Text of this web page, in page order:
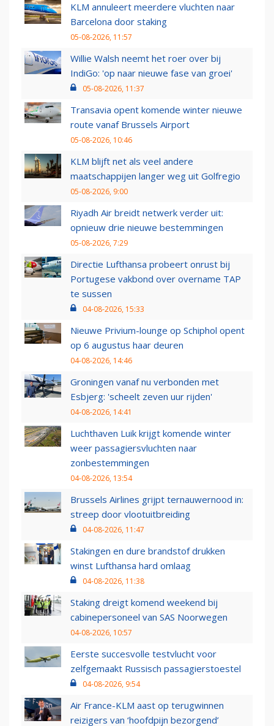
KLM annuleert meerdere vluchten naar
Barcelona door staking
05-08-2026, 11:57
Willie Walsh neemt het roer over bij
IndiGo: 'op naar nieuwe fase van groei'
05-08-2026, 11:37
Transavia opent komende winter nieuwe
route vanaf Brussels Airport
05-08-2026, 10:46
KLM blijft net als veel andere
maatschappijen langer weg uit Golfregio
05-08-2026, 9:00
Riyadh Air breidt netwerk verder uit:
opnieuw drie nieuwe bestemmingen
05-08-2026, 7:29
Directie Lufthansa probeert onrust bij
Portugese vakbond over overname TAP
te sussen
04-08-2026, 15:33
Nieuwe Privium-lounge op Schiphol opent
op 6 augustus haar deuren
04-08-2026, 14:46
Groningen vanaf nu verbonden met
Esbjerg: 'scheelt zeven uur rijden'
04-08-2026, 14:41
Luchthaven Luik krijgt komende winter
weer passagiersvluchten naar
zonbestemmingen
04-08-2026, 13:54
Brussels Airlines grijpt ternauwernood in:
streep door vlootuitbreiding
04-08-2026, 11:47
Stakingen en dure brandstof drukken
winst Lufthansa hard omlaag
04-08-2026, 11:38
Staking dreigt komend weekend bij
cabinepersoneel van SAS Noorwegen
04-08-2026, 10:57
Eerste succesvolle testvlucht voor
zelfgemaakt Russisch passagierstoestel
04-08-2026, 9:54
Air France-KLM aast op terugwinnen
reizigers van ‘hoofdpijn bezorgend’